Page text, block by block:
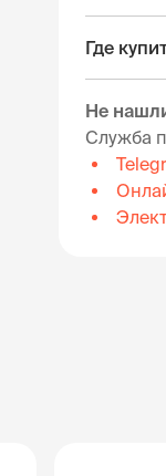
Где
Не
Служба